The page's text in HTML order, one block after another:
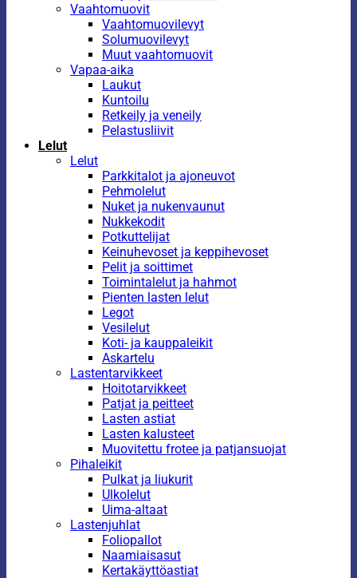
Vaahtomuovit
Vaahtomuovilevyt
Solumuovilevyt
Muut vaahtomuovit
Vapaa-aika
Laukut
Kuntoilu
Retkeily ja veneily
Pelastusliivit
Lelut
Lelut
Parkkitalot ja ajoneuvot
Pehmolelut
Nuket ja nukenvaunut
Nukkekodit
Potkuttelijat
Keinuhevoset ja keppihevoset
Pelit ja soittimet
Toimintalelut ja hahmot
Pienten lasten lelut
Legot
Vesilelut
Koti- ja kauppaleikit
Askartelu
Lastentarvikkeet
Hoitotarvikkeet
Patjat ja peitteet
Lasten astiat
Lasten kalusteet
Muovitettu frotee ja patjansuojat
Pihaleikit
Pulkat ja liukurit
Ulkolelut
Uima-altaat
Lastenjuhlat
Foliopallot
Naamiaisasut
Kertakäyttöastiat